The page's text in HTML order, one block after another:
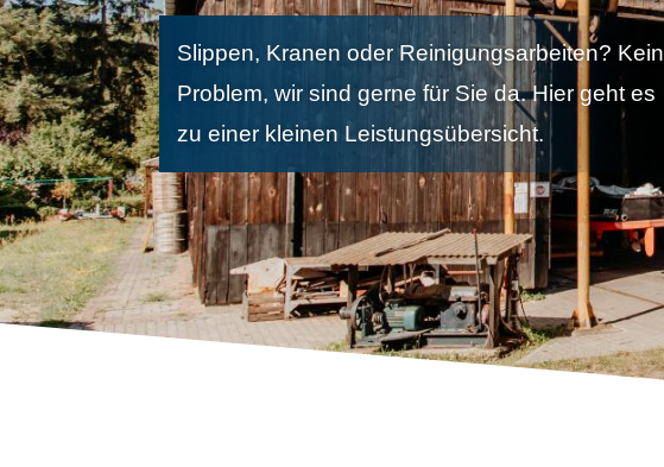
Slippen, Kranen oder Reinigungsarbeiten? Kein
Problem, wir sind gerne für Sie da. Hier geht es
zu einer kleinen Leistungsübersicht.